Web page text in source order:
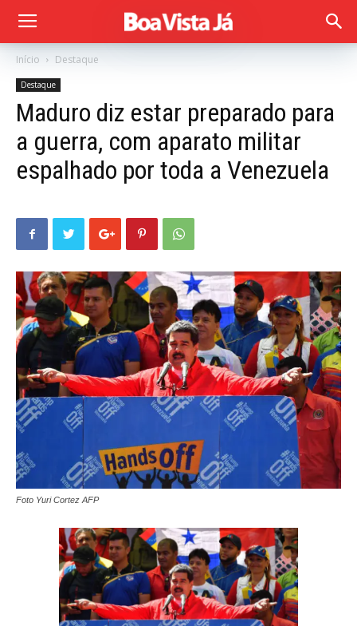
Início Destaque
Destaque
Maduro diz estar preparado para
a guerra, com aparato militar
espalhado por toda a Venezuela
Foto Yuri Cortez AFP